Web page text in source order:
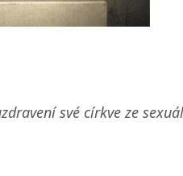
své církve ze